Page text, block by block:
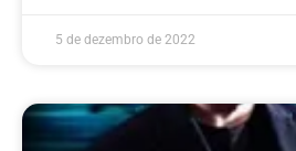
5 de dezembro de 2022